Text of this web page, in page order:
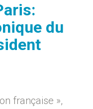
du
française »,